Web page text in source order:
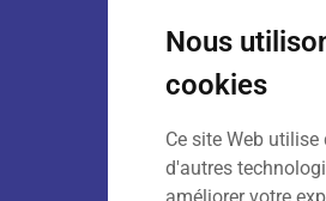
Nous
cookies
Ce site Web
d'autres
: 9h00 –
Dim: Fermé
Lun – Ven: 7h00 –
Sam – Dim
: